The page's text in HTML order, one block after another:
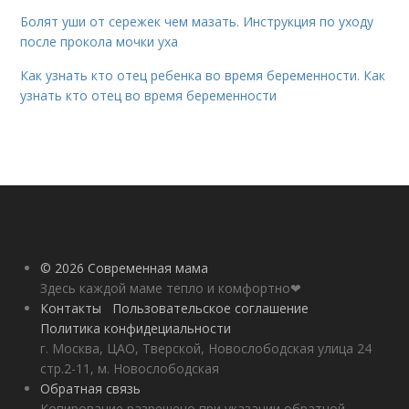
Болят уши от сережек чем мазать. Инструкция по уходу
после прокола мочки уха
Как узнать кто отец ребенка во время беременности. Как
узнать кто отец во время беременности
© 2026 Современная мама
Здесь каждой маме тепло и комфортно❤
Контакты
Пользовательское соглашение
Политика конфидециальности
г. Москва, ЦАО, Тверской, Новослободская улица 24
стр.2-11, м. Новослободская
Обратная связь